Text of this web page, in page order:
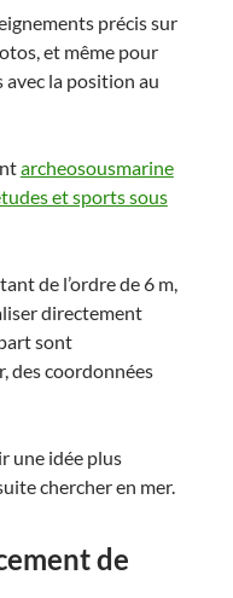
précis sur
et même pour
avec la position au
archeosousmarine
et sports sous
de l’ordre de 6 m,
directement
sont
des coordonnées
une idée plus
chercher en mer.
de